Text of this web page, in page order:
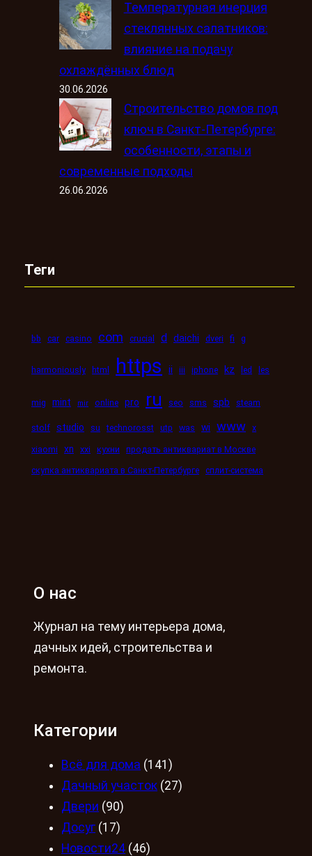
Температурная инерция
стеклянных салатников:
влияние на подачу
охлаждённых блюд
30.06.2026
Строительство домов под
ключ в Санкт-Петербурге:
особенности, этапы и
современные подходы
26.06.2026
Теги
bb car casino com crucial d daichi dveri fi g
harmoniously html https ii iii iphone kz led les
mig mint mir online pro ru seo sms spb steam
stolf studio su technorosst utp was wi www x
xiaomi xn xxi кухни
продать антиквариат в Москве
скупка антиквариата в Санкт-Петербурге сплит-система
О нас
Журнал на тему интерьера дома,
дачных идей, строительства и
ремонта.
Категории
Всё для дома (141)
Дачный участок (27)
Двери (90)
Досуг (17)
Новости24 (46)